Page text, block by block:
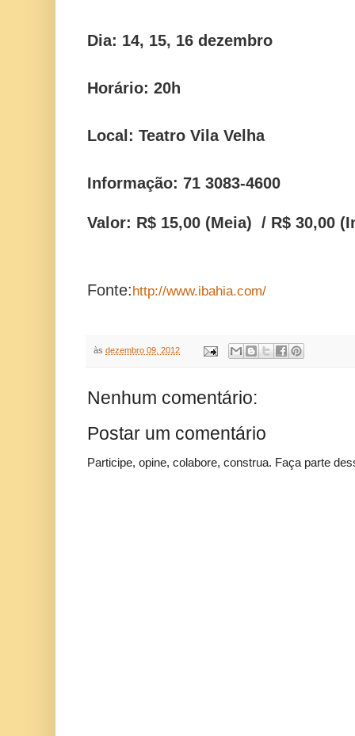
Dia: 14, 15, 16 dezembro
Horário: 20h
Local: Teatro Vila Velha
Informação: 71 3083-4600
Valor: R$ 15,00 (Meia) / R$ 30,00
Fonte:http://www.ibahia.com/
às dezembro 09, 2012
Nenhum comentário:
Postar um comentário
Participe, opine, colabore, construa. Faça parte